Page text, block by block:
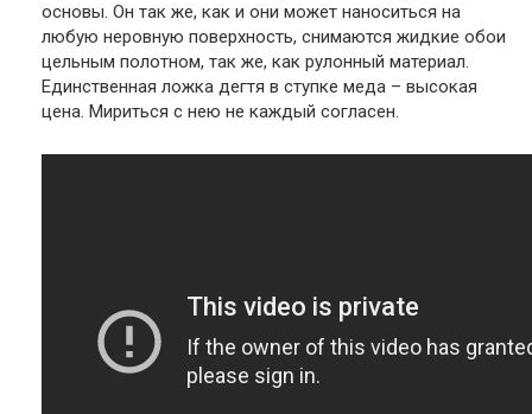
основы. Он так же, как и они может наноситься на
любую неровную поверхность, снимаются жидкие обои
цельным полотном, так же, как рулонный материал.
Единственная ложка дегтя в ступке меда – высокая
цена. Мириться с нею не каждый согласен.